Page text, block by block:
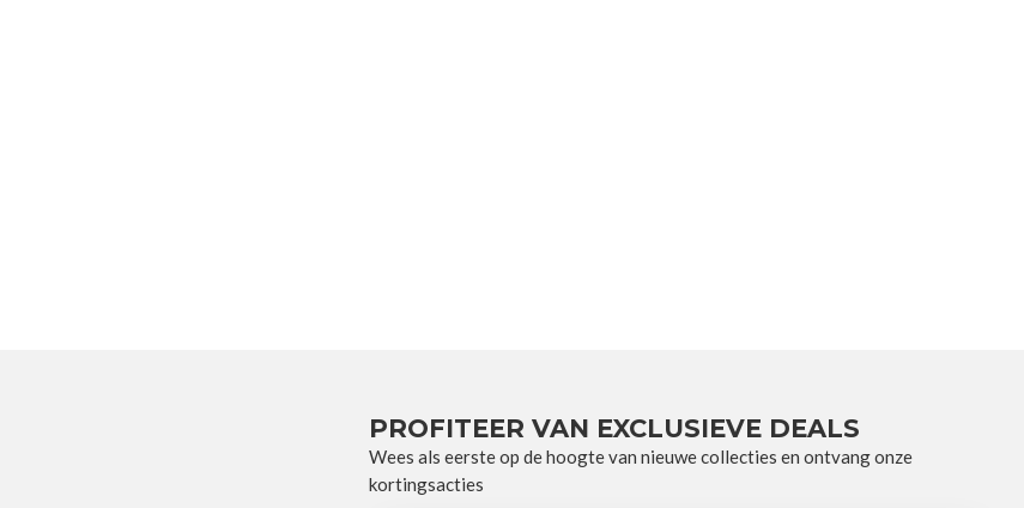
PROFITEER VAN EXCLUSIEVE DEALS
Wees als eerste op de hoogte van nieuwe collecties en ontvang onze
kortingsacties